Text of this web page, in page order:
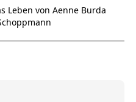
Leben von Aenne Burda